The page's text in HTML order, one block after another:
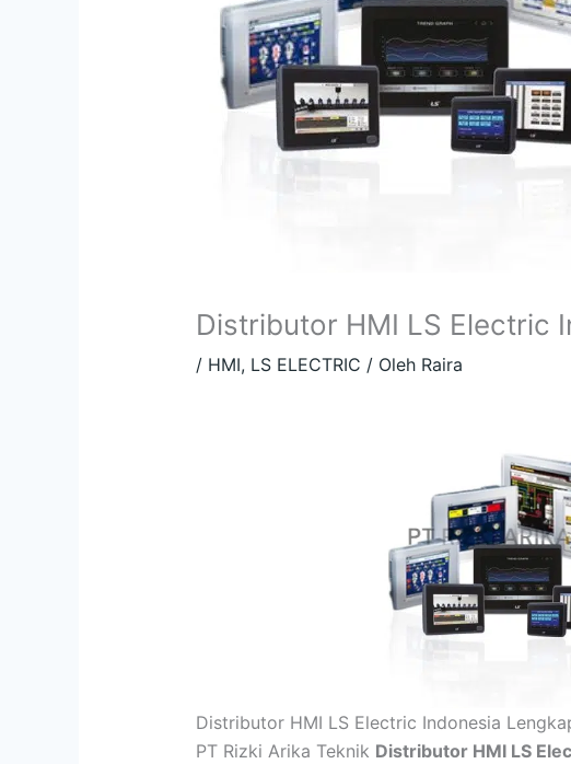
Distributor HMI LS Electric
/ HMI, LS ELECTRIC / Oleh Raira
Distributor HMI LS Electric Indonesia
PT Rizki Arika Teknik Distributor HMI LS